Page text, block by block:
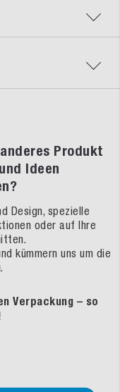
Produkt
Ideen
Design, spezielle
oder auf Ihre
kümmern uns um die
Verpackung – so